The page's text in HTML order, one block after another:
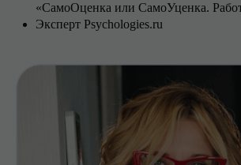
«СамоОценка или СамоУценка.
‌‌Эксперт Psychologies.ru